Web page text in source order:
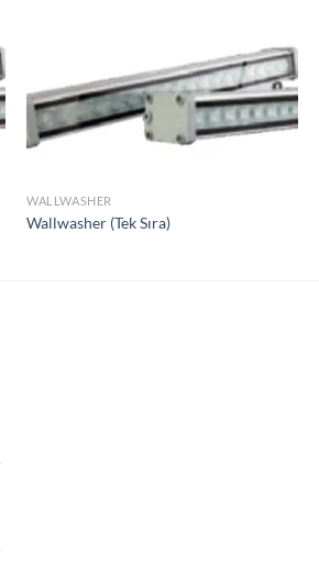
İstek
Listeme
Ekle
WALLWASHER
Wallwasher (Tek Sıra)